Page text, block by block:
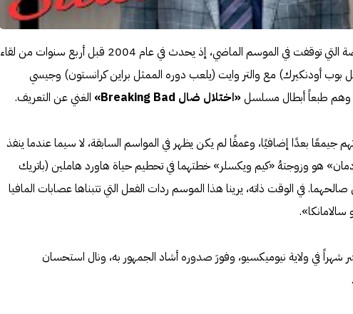
يتابع الموسم السادس رواية القصة التي توقفت في الموسم الماضي، إذ يحدث في عام 2004 قبل أربع سنوات من لقاء
بوب أودنكيرك) مع والتر وايت (يلعب دوره الممثل براين كرانستون) وجيسي
وهم طبعاً أبطال مسلسل «اختلال ضال Breaking Bad» الغني عن التعريف.
بعدًا إضافيًا، وعمقًا لم يكن يظهر في المواسم السابقة، لا سيما عندما ينفذ
هو وزوجتهُ «كيم ويكسلر» خطتهما في تحطيم حياة هاورد هاملين (باتريك
في الوقت ذاته، يرينا هذا الموسم ردات الفعل التي تتبناها عصابات المافيا
سالامانكا».
في ولاية نيوميكسيو، وفورَ صدوره أشاد الجمهور به، ونال استحسان